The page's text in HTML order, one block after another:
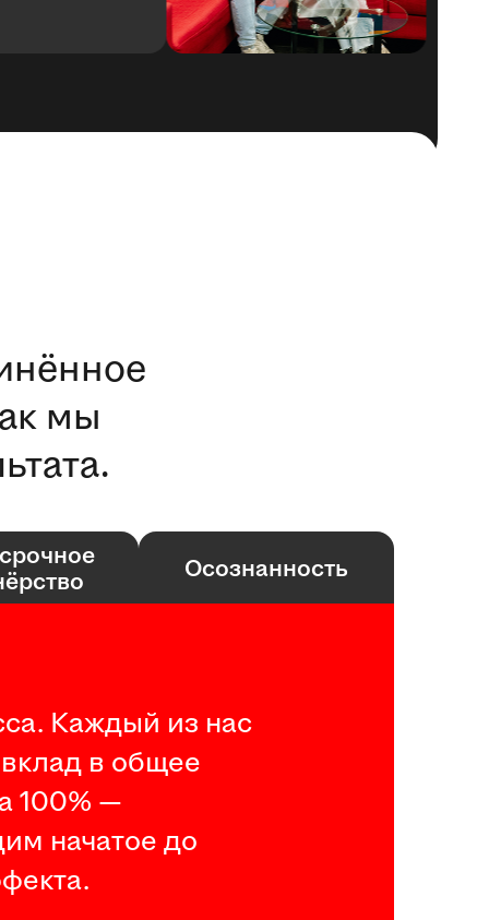
мы
Осознанность
Каждый из нас
в общее
100% —
начатое до